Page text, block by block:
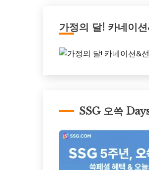
가정의 달! 카네이
SSG 오쓱